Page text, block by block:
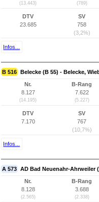
(13.443) (789)
DTV
23.685
SV
758
(3,2%)
Infos...
B 516 Belecke (B 55) - Belecke,
Nr.
8.127
(14.195)
B-Rang
7.622
(5.227)
DTV
7.170
SV
767
(10,7%)
Infos...
A 573 AD Bad Neuenahr-Ahrweiler
Nr.
8.128
(2.565)
B-Rang
3.688
(2.338)